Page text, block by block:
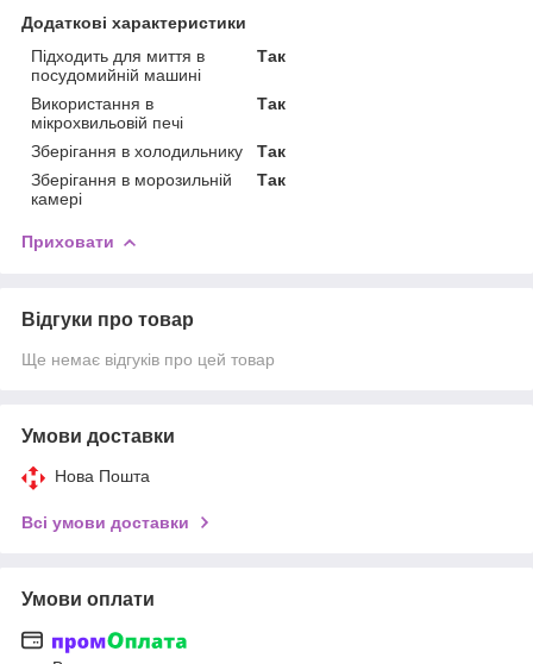
Додаткові характеристики
Підходить для миття в
посудомийній машині
Так
Використання в
мікрохвильовій печі
Так
Зберігання в холодильнику
Так
Зберігання в морозильній
камері
Так
Приховати
Відгуки про товар
Ще немає відгуків про цей товар
Умови доставки
Нова Пошта
Всі умови доставки
Умови оплати